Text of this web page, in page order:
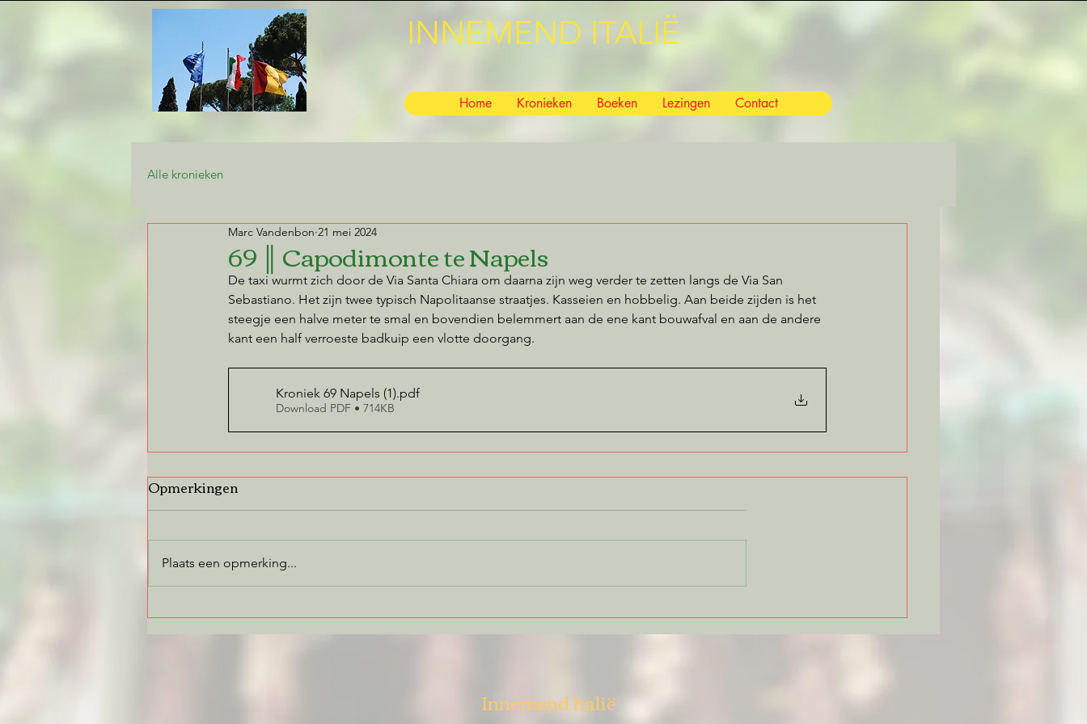
INNEMEND ITALIË
Home Kronieken Boeken Lezingen Contact
Alle kronieken
69 ║ Capodimonte te Napels
Marc Vandenbon 21 mei 2024
De taxi wurmt zich door de Via Santa Chiara om daarna zijn weg verder te zetten langs de Via San
Sebastiano. Het zijn twee typisch Napolitaanse straatjes. Kasseien en hobbelig. Aan beide zijden is het
steegje een halve meter te smal en bovendien belemmert aan de ene kant bouwafval en aan de andere
kant een half verroeste badkuip een vlotte doorgang.
Kroniek 69 Napels (1).pdf
Download PDF • 714KB
Opmerkingen
Plaats een opmerking...
Innemend Italië